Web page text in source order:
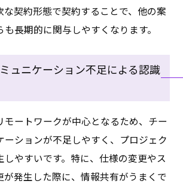
な契約形態で契約することで、他の案
長期的に関与しやすくなります。
ュニケーション不足による認識
モートワークが中心となるため、チー
ーションが不足しやすく、プロジェク
しやすいです。特に、仕様の変更やス
が発生した際に、情報共有がうまくで